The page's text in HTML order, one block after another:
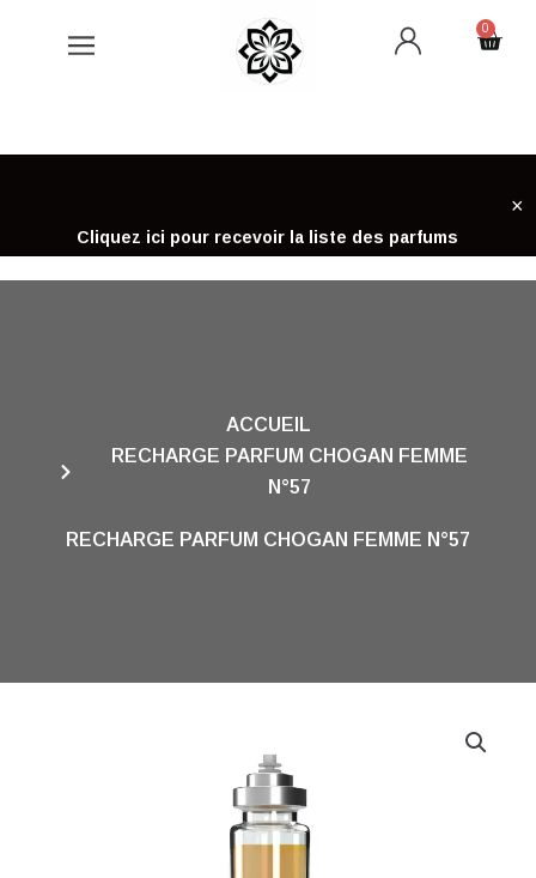
0
Cart
Cliquez ici pour recevoir la liste des parfums
×
ACCUEIL
RECHARGE PARFUM CHOGAN FEMME
N°57
RECHARGE PARFUM CHOGAN FEMME N°57